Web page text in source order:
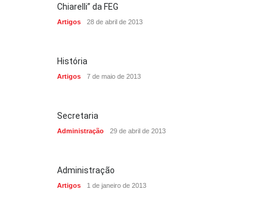
Chiarelli” da FEG
Artigos 28 de abril de 2013
História
Artigos 7 de maio de 2013
Secretaria
Administração 29 de abril de 2013
Administração
Artigos 1 de janeiro de 2013